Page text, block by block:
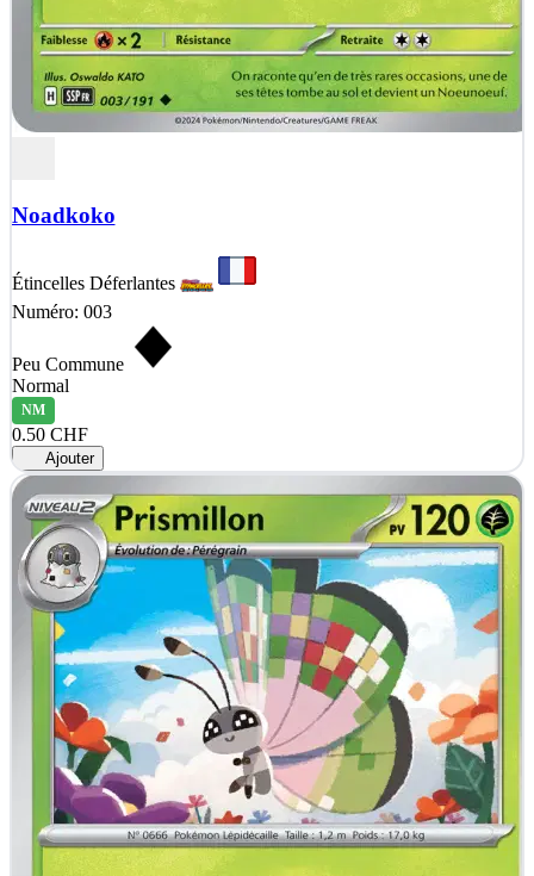
Noadkoko
Étincelles Déferlantes
Numéro: 003
Peu Commune
Normal
NM
0.50 CHF
Ajouter